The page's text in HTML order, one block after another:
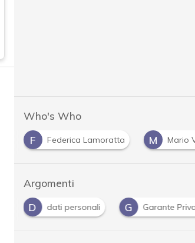
Who's Who
F
Federica Lamoratta M Mario
Argomenti
G Garante Privacy G Gdpr